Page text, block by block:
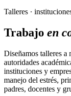
Talleres ·
Trabajo en
Diseñamos talleres a
autoridades
instituciones y
manejo del estrés,
padres, docentes y